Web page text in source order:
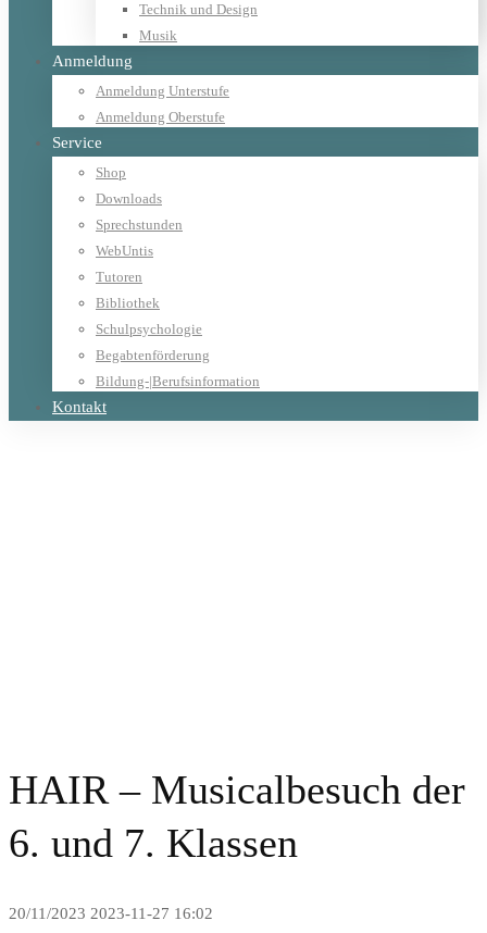
Technik und Design
Musik
Anmeldung
Anmeldung Unterstufe
Anmeldung Oberstufe
Service
Shop
Downloads
Sprechstunden
WebUntis
Tutoren
Bibliothek
Schulpsychologie
Begabtenförderung
Bildung-|Berufsinformation
Kontakt
HAIR – Musicalbesuch der
6. und 7. Klassen
20/11/2023 2023-11-27 16:02